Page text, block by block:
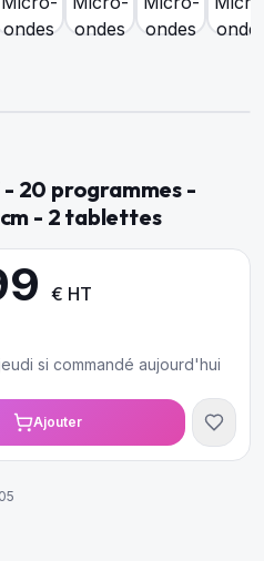
20 programmes -
- 2 tablettes
€ HT
si commandé aujourd'hui
Ajouter